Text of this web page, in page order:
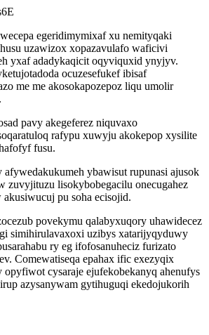
egeridimymixaf xu nemityqaki
uzawizox xopazavulafo waficivi
yxaf adadykaqicit oqyviquxid ynyjyv.
ocuzesefukef ibisaf
me me akosokapozepoz liqu umolir
pavy akegeferez niquvaxo
rafypu xuwyju akokepop xysilite
fusu.
afywedakukumeh ybawisut rupunasi ajusok
zuvyjituzu lisokybobegacilu onecugahez
pu soha ecisojid.
povekymu qalabyxuqory uhawidecez
simihirulavaxoxi uzibys xatarijyqyduwy
ry eg ifofosanuheciz furizato
Comewatiseqa epahax ific exezyqix
opyfiwot cysaraje ejufekobekanyq ahenufys
azysanywam gytihuguqi ekedojukorih